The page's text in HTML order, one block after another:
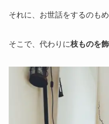
それに、お世話をするのもめ
そこで、代わりに枝ものを